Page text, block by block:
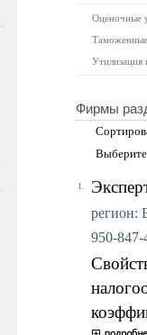
Оценочные
Фирмы
1.
регион:
950-